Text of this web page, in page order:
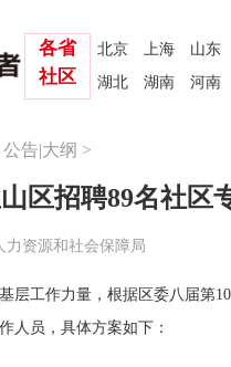
北京 上海
山东
湖北
湖南 河南
各省
社区
公告|大纲 >
区招聘89名社区
力资源和社会保障局
层工作力量，根据区委八届第
人员，具体方案如下：